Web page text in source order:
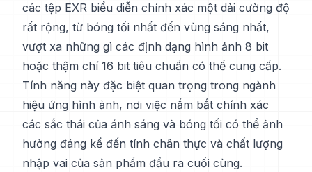
các tệp EXR biểu diễn chính xác một dải cường độ
rất rộng, từ bóng tối nhất đến vùng sáng nhất,
vượt xa những gì các định dạng hình ảnh 8 bit
hoặc thậm chí 16 bit tiêu chuẩn có thể cung cấp.
Tính năng này đặc biệt quan trọng trong ngành
hiệu ứng hình ảnh, nơi việc nắm bắt chính xác
các sắc thái của ánh sáng và bóng tối có thể ảnh
hưởng đáng kể đến tính chân thực và chất lượng
nhập vai của sản phẩm đầu ra cuối cùng.